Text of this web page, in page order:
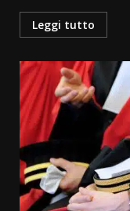
Leggi tutto